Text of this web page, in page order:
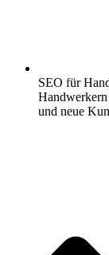
SEO für
und neue